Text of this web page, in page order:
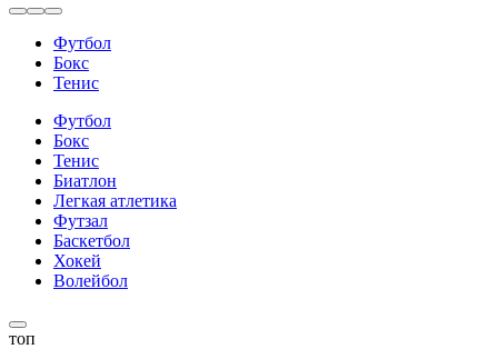
Футбол
Бокс
Тенис
Футбол
Бокс
Тенис
Биатлон
Легкая атлетика
Футзал
Баскетбол
Хокей
Волейбол
топ